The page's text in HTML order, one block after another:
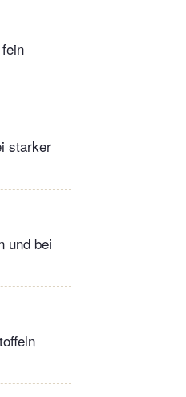
starker
und bei